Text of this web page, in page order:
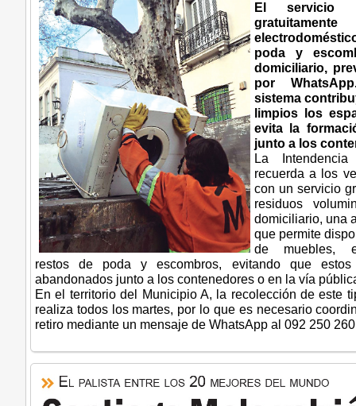
El servicio
poda y
domiciliario,
por
sistema
limpios los
evita la
junto a los
La
recuerda a los
con un servicio
residuos
domiciliario, una
que permite
de muebles,
restos de poda y escombros, evitando que estos
abandonados junto a los contenedores o en la vía
En el territorio del Municipio A, la recolección de este
realiza todos los martes, por lo que es necesario
retiro mediante un mensaje de WhatsApp al 092 250